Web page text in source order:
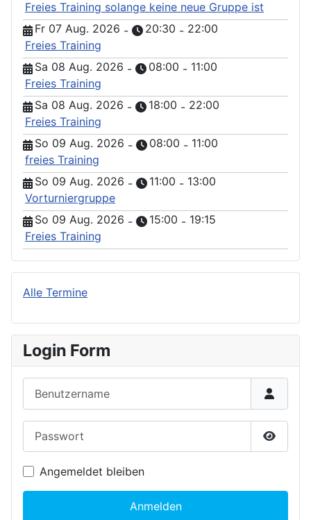
Freies Training solange keine neue Gruppe ist
Fr 07 Aug. 2026 - 20:30 - 22:00
Freies Training
Sa 08 Aug. 2026 - 08:00 - 11:00
Freies Training
Sa 08 Aug. 2026 - 18:00 - 22:00
Freies Training
So 09 Aug. 2026 - 08:00 - 11:00
freies Training
So 09 Aug. 2026 - 11:00 - 13:00
Vorturniergruppe
So 09 Aug. 2026 - 15:00 - 19:15
Freies Training
Alle Termine
Login Form
Angemeldet bleiben
Anmelden